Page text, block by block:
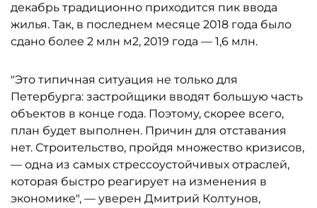
декабрь традиционно приходится пик ввода
жилья. Так, в последнем месяце 2018 года было
сдано более 2 млн м2, 2019 года — 1,6 млн.
"Это типичная ситуация не только для
Петербурга: застройщики вводят большую часть
объектов в конце года. Поэтому, скорее всего,
план будет выполнен. Причин для отставания
нет. Строительство, пройдя множество кризисов,
— одна из самых стрессоустойчивых отраслей,
которая быстро реагирует на изменения в
экономике", — уверен Дмитрий Колтунов,